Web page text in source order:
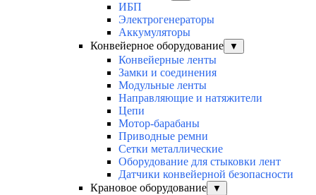
ИБП
Электрогенераторы
Аккумуляторы
Конвейерное оборудование
▼
Конвейерные ленты
Замки и соединения
Модульные ленты
Направляющие и натяжители
Цепи
Мотор-барабаны
Приводные ремни
Сетки металлические
Оборудование для стыковки лент
Датчики конвейерной безопасности
Крановое оборудование
▼